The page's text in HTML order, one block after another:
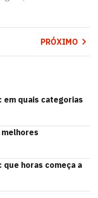
PRÓXIMO
em quais categorias
que horas começa a